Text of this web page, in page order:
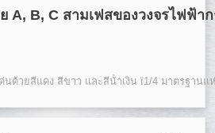
A, B, C สามเฟสของวงจรไฟฟ้า
นด้วยสีแดง สีขาว และสีน้ําเงิน ï1/4 มาตรฐานแ